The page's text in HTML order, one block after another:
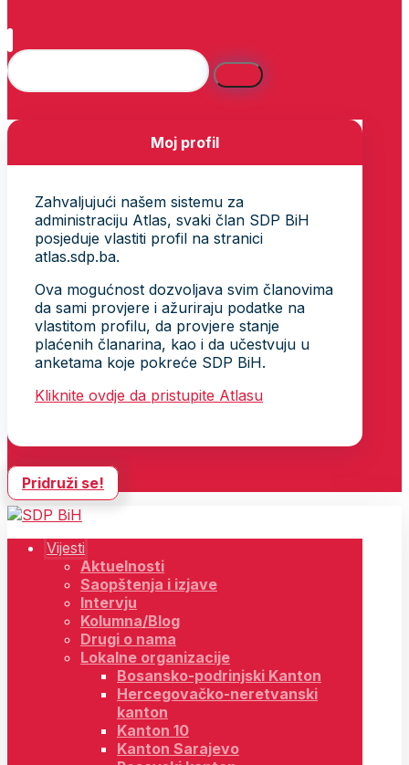
Moj profil
Zahvaljujući našem sistemu za
administraciju Atlas, svaki član SDP BiH
posjeduje vlastiti profil na stranici
atlas.sdp.ba.
Ova mogućnost dozvoljava svim članovima
da sami provjere i ažuriraju podatke na
vlastitom profilu, da provjere stanje
plaćenih članarina, kao i da učestvuju u
anketama koje pokreće SDP BiH.
Kliknite ovdje da pristupite Atlasu
Pridruži se!
Vijesti
Aktuelnosti
Saopštenja i izjave
Intervju
Kolumna/Blog
Drugi o nama
Lokalne organizacije
Bosansko-podrinjski Kanton
Hercegovačko-neretvanski
kanton
Kanton 10
Kanton Sarajevo